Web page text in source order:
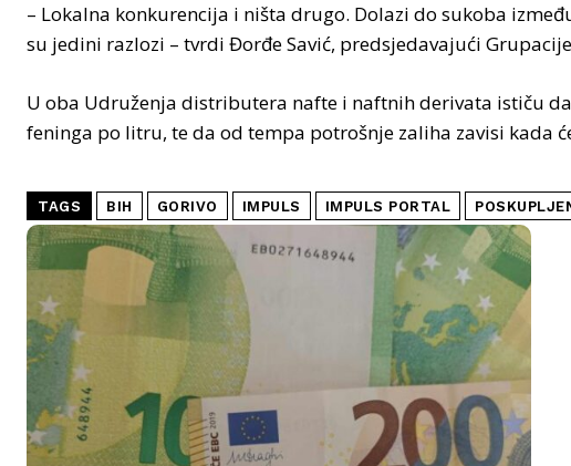
– Lokalna konkurencija i ništa drugo. Dolazi do sukoba
su jedini razlozi – tvrdi Đorđe Savić, predsjedavajući
U oba Udruženja distributera nafte i naftnih derivata ističu
feninga po litru, te da od tempa potrošnje zaliha zavisi kada
TAGS BIH GORIVO IMPULS IMPULS PORTAL